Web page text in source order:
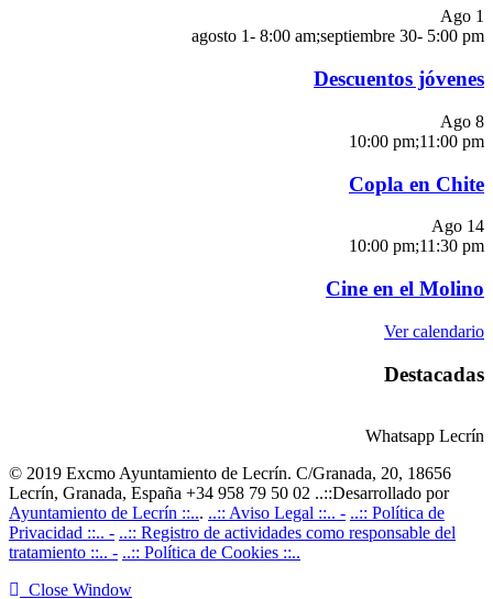
Ago 1
agosto 1- 8:00 am;septiembre 30- 5:00 pm
Descuentos jóvenes
Ago 8
10:00 pm;11:00 pm
Copla en Chite
Ago 14
10:00 pm;11:30 pm
Cine en el Molino
Ver calendario
Destacadas
Whatsapp Lecrín
© 2019 Excmo Ayuntamiento de Lecrín. C/Granada, 20, 18656
Lecrín, Granada, España +34 958 79 50 02 ..::Desarrollado por
Ayuntamiento de Lecrín ::... ..:: Aviso Legal ::.. - ..:: Política de
Privacidad ::.. - ..:: Registro de actividades como responsable del
tratamiento ::.. - ..:: Política de Cookies ::..
Close Window